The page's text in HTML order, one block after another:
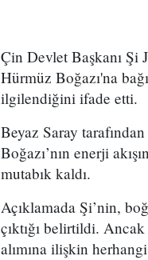
Çin Devlet Başkanı Şi
Hürmüz Boğazı'na
ilgilendiğini ifade etti.
Beyaz Saray
Boğazı’nın enerji
mutabık kaldı.
Açıklamada Şi’nin,
çıktığı belirtildi.
alımına ilişkin